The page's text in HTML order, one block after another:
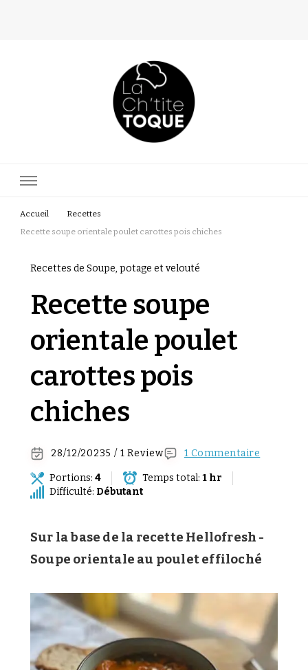
Accueil
Recettes
Recette soupe orientale poulet carottes pois chiches
Recettes de Soupe, potage et velouté
Recette soupe
orientale poulet
carottes pois
chiches
28/12/20235 / 1 Review 1 Commentaire
Portions: 4 Temps total: 1 hr
Difficulté: Débutant
Sur la base de la recette Hellofresh -
Soupe orientale au poulet effiloché